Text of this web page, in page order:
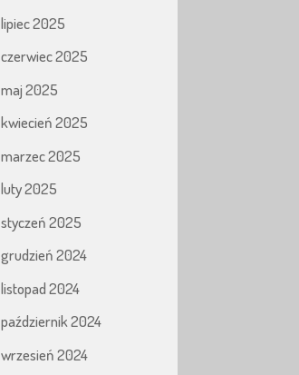
lipiec 2025
czerwiec 2025
maj 2025
kwiecień 2025
marzec 2025
luty 2025
styczeń 2025
grudzień 2024
listopad 2024
październik 2024
wrzesień 2024